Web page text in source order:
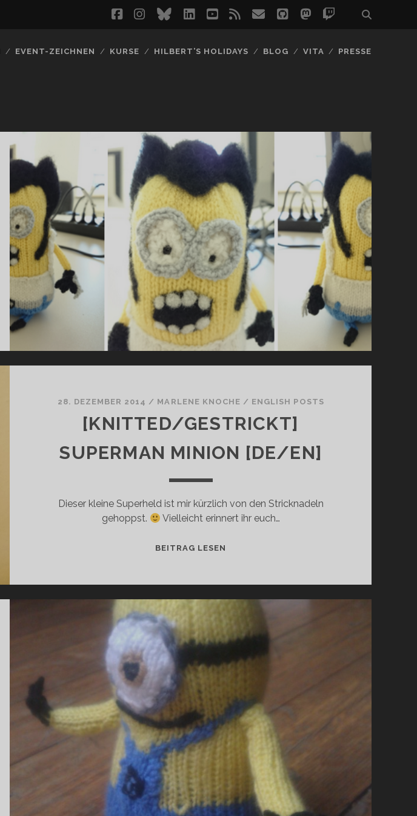
facebook
instagram
blueskylinkedinyoutube
rss emailgithubmastodon
twitch
EVENT-ZEICHNEN KURSE HILBERT’S HOLIDAYS BLOG VITA PRESSE
28. DEZEMBER 2014 / MARLENE KNOCHE / ENGLISH POSTS
[KNITTED/GESTRICKT]
SUPERMAN MINION [DE/EN]
Dieser kleine Superheld ist mir kürzlich von den Stricknadeln
gehoppst.
Vielleicht erinnert ihr euch…
BEITRAG LESEN